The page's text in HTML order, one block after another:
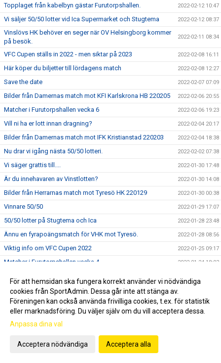
Topplaget från kabelbyn gästar Furutorpshallen. 2022-02-12 10:47
Vi säljer 50/50 lotter vid Ica Supermarket och Stugtema 2022-02-12 08:37
Vinslövs HK behöver en seger när OV Helsingborg kommer
på besök.
2022-02-11 08:34
VFC Cupen ställs in 2022 - men siktar på 2023 2022-02-08 16:11
Här köper du biljetter till lördagens match 2022-02-08 12:27
Save the date 2022-02-07 07:09
Bilder från Damernas match mot KFI Karlskrona HB 220205 2022-02-06 20:55
Matcher i Furutorpshallen vecka 6 2022-02-06 19:23
Vill ni ha er lott innan dragning? 2022-02-04 20:17
Bilder från Damernas match mot IFK Kristianstad 220203 2022-02-04 18:38
Nu drar vi igång nästa 50/50 lotteri. 2022-02-02 07:38
Vi säger grattis till.... 2022-01-30 17:48
Är du innehavaren av Vinstlotten? 2022-01-30 14:08
Bilder från Herrarnas match mot Tyresö HK 220129 2022-01-30 00:38
Vinnare 50/50 2022-01-29 17:07
50/50 lotter på Stugtema och Ica 2022-01-28 23:48
Ännu en fyrapoängsmatch för VHK mot Tyresö. 2022-01-28 08:56
Viktig info om VFC Cupen 2022 2022-01-25 09:17
Matcher i Furutorpshallen vecka 4 2022-01-24 18:03
USM i Furutorpshallen 22 januari
Nu drar nästa 50/50 lotteri igång 2022-01-19 17:21
Matcher i Furutorpshallen vecka 3
Vinnare i 50/50 lotteriet
För att hemsidan ska fungera korrekt använder vi nödvändiga
cookies från SportAdmin. Dessa går inte att stänga av.
Föreningen kan också använda frivilliga cookies, t.ex. för statistik
eller marknadsföring. Du väljer själv om du vill acceptera dessa.
Anpassa dina val
Acceptera nödvändiga Acceptera alla